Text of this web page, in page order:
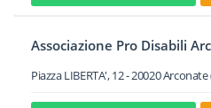
Associazione Pro Disabili
Piazza LIBERTA', 12-20020Arconate